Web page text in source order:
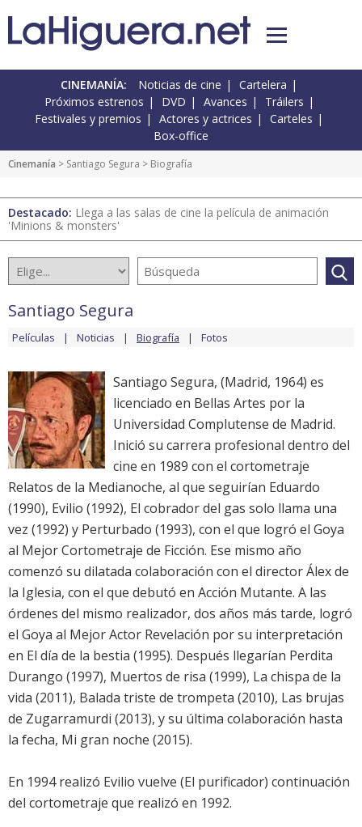
CINEMANÍA: Noticias de cine
Cartelera
Próximos estrenos
DVD Avances
Tráilers
Festivales y premios
Actores y actrices
Carteles
Box-office
Cinemanía > Santiago Segura > Biografía
Destacado: Llega a las salas de cine la película de animación
'Minions & monsters'
Santiago Segura
Películas Noticias Biografía Fotos
Santiago Segura, (Madrid, 1964) es
licenciado en Bellas Artes por la
Universidad Complutense de Madrid.
Inició su carrera profesional dentro del
cine en 1989 con el cortometraje
Relatos de la Medianoche, al que seguirían Eduardo
(1990), Evilio (1992), El cobrador del gas solo llama una
vez (1992) y Perturbado (1993), con el que logró el Goya
al Mejor Cortometraje de Ficción. Ese mismo año
comenzó su dilatada colaboración con el director Álex de
la Iglesia, con el que debutó en Acción Mutante. A las
órdenes del mismo realizador, dos años más tarde, logró
el Goya al Mejor Actor Revelación por su interpretación
en El día de la bestia (1995). Después llegarían Perdita
Durango (1997), Muertos de risa (1999), La chispa de la
vida (2011), Balada triste de trompeta (2010), Las brujas
de Zugarramurdi (2013), y su última colaboración hasta
la fecha, Mi gran noche (2015).
En 1994 realizó Evilio vuelve (El purificador) continuación
del cortometraje que realizó en 1992.